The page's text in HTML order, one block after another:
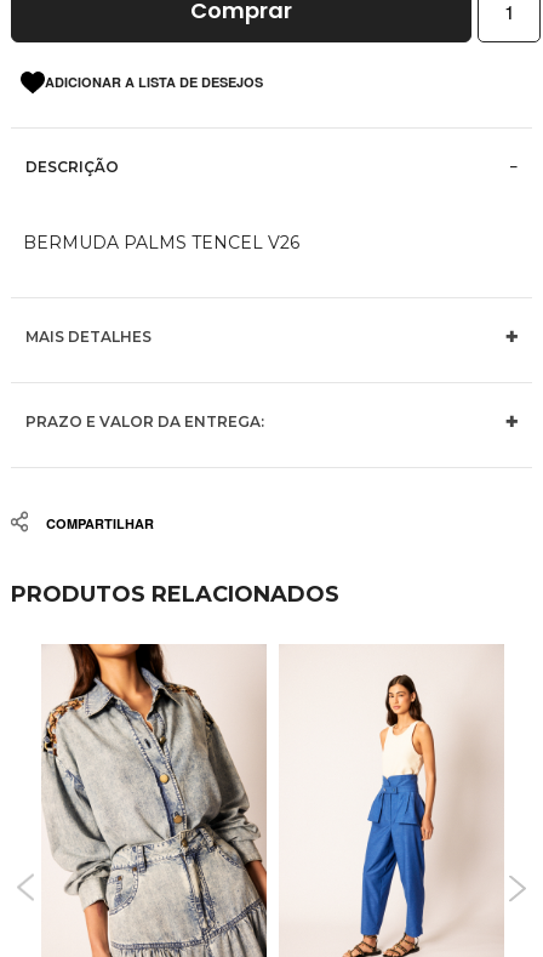
Comprar
ADICIONAR A LISTA DE DESEJOS
DESCRIÇÃO
BERMUDA PALMS TENCEL V26
MAIS DETALHES
PRAZO E VALOR DA ENTREGA:
Share
PRODUTOS RELACIONADOS